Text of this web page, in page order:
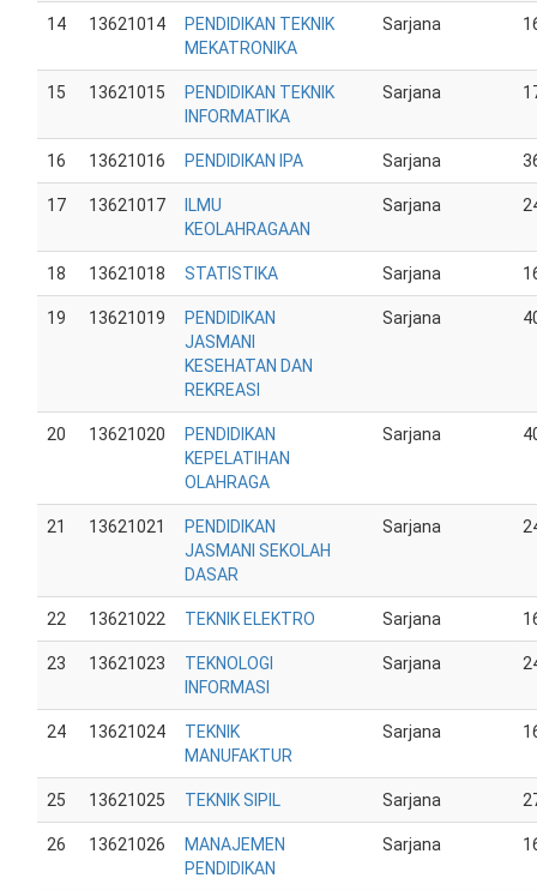
14 13621014
PENDIDIKAN TEKNIK
MEKATRONIKA
Sarjana
15 13621015
PENDIDIKAN TEKNIK
INFORMATIKA
Sarjana
16 13621016 PENDIDIKAN IPA Sarjana
17 13621017
ILMU
KEOLAHRAGAAN
Sarjana
18 13621018 STATISTIKA Sarjana
19 13621019
PENDIDIKAN
JASMANI
KESEHATAN DAN
REKREASI
Sarjana
20 13621020
PENDIDIKAN
KEPELATIHAN
OLAHRAGA
Sarjana
21 13621021
PENDIDIKAN
JASMANI SEKOLAH
DASAR
Sarjana
22 13621022 TEKNIK ELEKTRO Sarjana
23 13621023
TEKNOLOGI
INFORMASI
Sarjana
24 13621024
TEKNIK
MANUFAKTUR
Sarjana
25 13621025 TEKNIK SIPIL Sarjana
26 13621026
MANAJEMEN
PENDIDIKAN
Sarjana